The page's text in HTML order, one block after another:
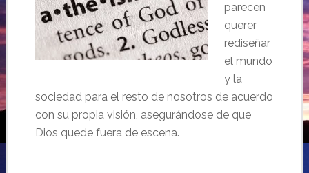
parecen
querer
rediseñar
el mundo
y la
sociedad para el resto de nosotros de acuerdo
con su propia visión, asegurándose de que
Dios quede fuera de escena.